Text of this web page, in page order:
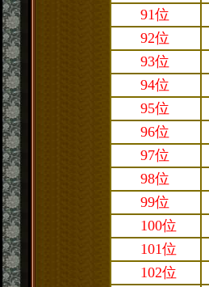
91位
92位
93位
94位
95位
96位
97位
98位
99位
100位
101位
102位